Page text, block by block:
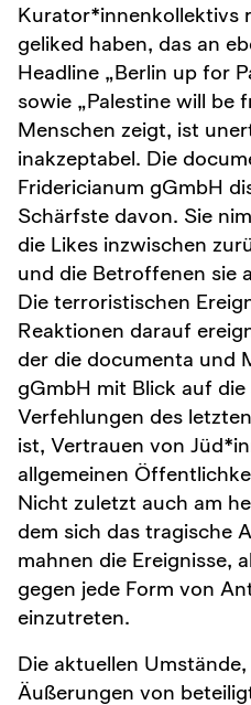
Kurator*innenkollektivs
geliked haben, das an
Headline „Berlin up for
sowie „Palestine will be
Menschen zeigt, ist
inakzeptabel. Die
Fridericianum gGmbH
Schärfste davon. Sie
die Likes inzwischen
und die Betroffenen sie
Die terroristischen
Reaktionen darauf
der die documenta und
gGmbH mit Blick auf
Verfehlungen des
ist, Vertrauen von
allgemeinen
Nicht zuletzt auch am
dem sich das tragische
mahnen die Ereignisse,
gegen jede Form von
einzutreten.
Die aktuellen
Äußerungen von